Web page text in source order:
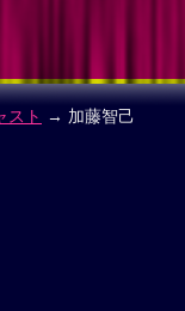
スト → 加藤智己